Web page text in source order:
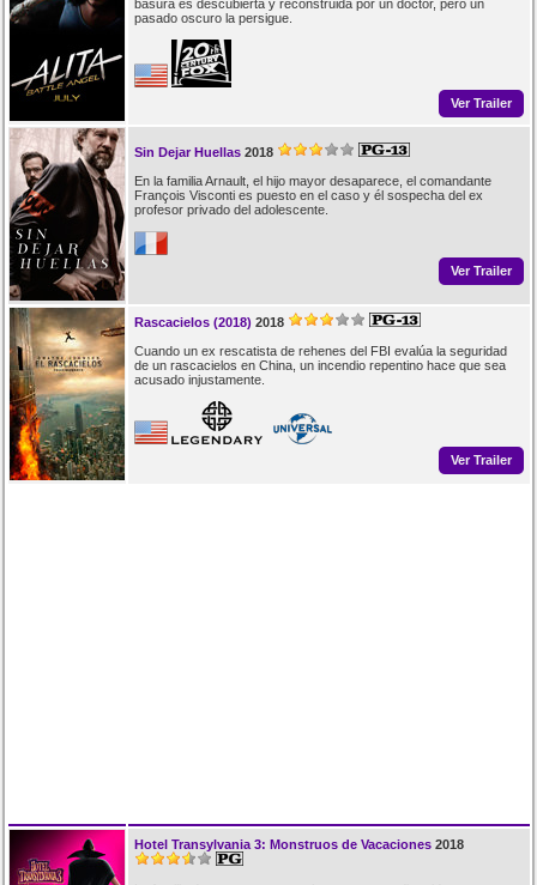
basura es descubierta y reconstruida por un doctor, pero un
pasado oscuro la persigue.
Ver Trailer
Sin Dejar Huellas 2018
En la familia Arnault, el hijo mayor desaparece, el comandante
François Visconti es puesto en el caso y él sospecha del ex
profesor privado del adolescente.
Ver Trailer
Rascacielos (2018) 2018
Cuando un ex rescatista de rehenes del FBI evalúa la seguridad
de un rascacielos en China, un incendio repentino hace que sea
acusado injustamente.
Ver Trailer
Hotel Transylvania 3: Monstruos de Vacaciones 2018